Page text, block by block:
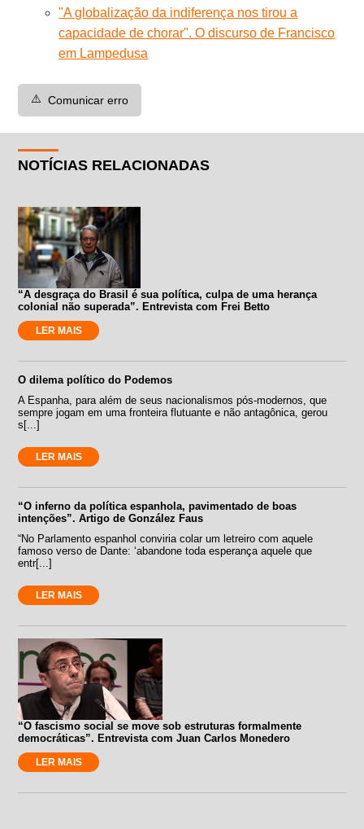
"A globalização da indiferença nos tirou a
capacidade de chorar". O discurso de Francisco
em Lampedusa
⚠️ Comunicar erro
NOTÍCIAS RELACIONADAS
“A desgraça do Brasil é sua política, culpa de uma herança
colonial não superada”. Entrevista com Frei Betto
LER MAIS
O dilema político do Podemos
A Espanha, para além de seus nacionalismos pós-modernos, que
sempre jogam em uma fronteira flutuante e não antagônica, gerou
s[...]
LER MAIS
“O inferno da política espanhola, pavimentado de boas
intenções”. Artigo de González Faus
“No Parlamento espanhol conviria colar um letreiro com aquele
famoso verso de Dante: ‘abandone toda esperança aquele que
entr[...]
LER MAIS
“O fascismo social se move sob estruturas formalmente
democráticas”. Entrevista com Juan Carlos Monedero
LER MAIS